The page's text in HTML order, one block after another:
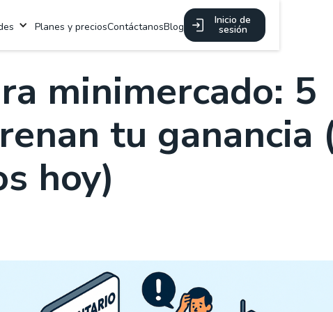
Planes y preciosContáctanosBlog
Inicio de
sesión
minimercado: 5
tu ganancia
hoy)